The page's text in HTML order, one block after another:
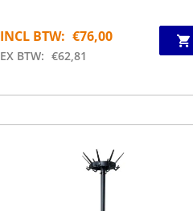
INCL BTW: €76,00
EX BTW: €62,81